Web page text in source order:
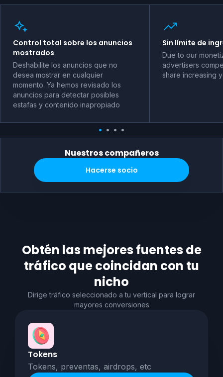
Control total sobre los anuncios
mostrados
Deshabilite los anuncios que no
desea mostrar en cualquier
momento. Ya hemos revisado los
anuncios para detectar posibles
estafas y contenido inapropiado
Sin límite de
Due to our
advertisers
share increasing
Nuestros compañeros
Hacerse socio
Obtén las mejores fuentes de
tráfico que coincidan con tu
nicho
Dirige tráfico seleccionado a tu vertical para lograr
mayores conversiones
Tokens
Tokens, preventas, airdrops, etc